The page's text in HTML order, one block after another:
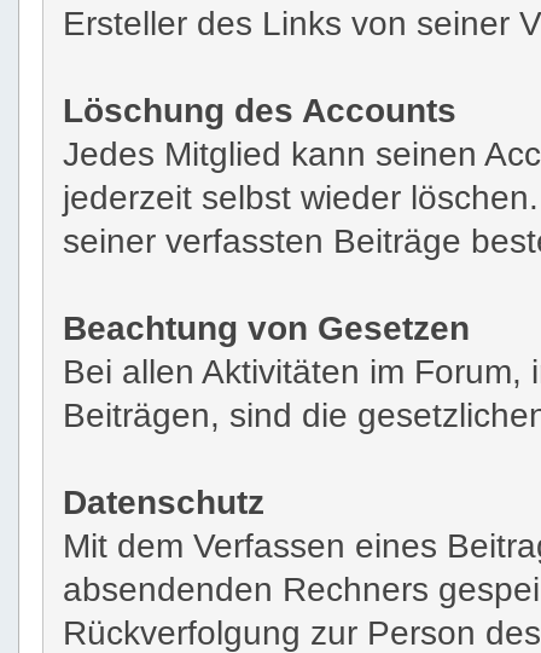
Ersteller des Links von seiner
Löschung des Accounts
Jedes Mitglied kann seinen
jederzeit selbst wieder
seiner verfassten Beiträge
Beachtung von Gesetzen
Bei allen Aktivitäten im
Beiträgen, sind die
Datenschutz
Mit dem Verfassen eines
absendenden Rechners
Rückverfolgung zur Person